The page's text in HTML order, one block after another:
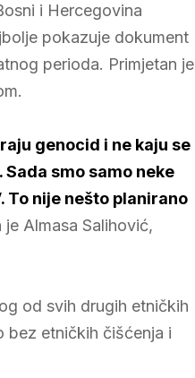
i Hercegovina
pokazuje dokument
perioda. Primjetan je
genocid i ne kaju se
smo samo neke
To nije nešto planirano
je Almasa Salihović,
od svih drugih etničkih
bez etničkih čišćenja i